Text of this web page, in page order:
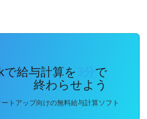
で給与計算を で
終わらせよう
トアップ向けの無料給与計算ソフト